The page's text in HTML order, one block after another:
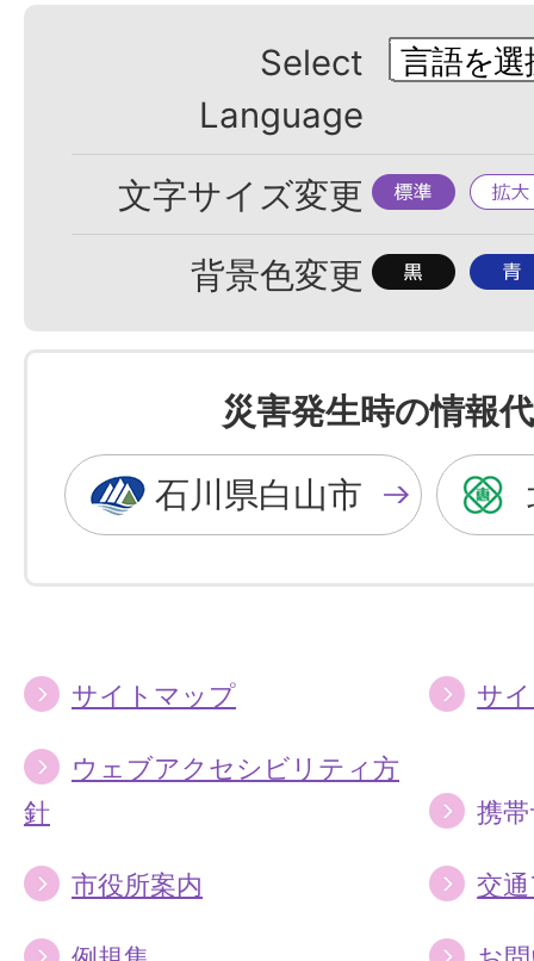
Select
Language
文字サイズ変更 標
準
拡
大
背景色変更 背
色
を
黒
色
に
背
色
を
青
色
に
災害発生時の情報
石川県白山市
サイトマップ サ
ウェブアクセシビリティ方
針
携
市役所案内 交